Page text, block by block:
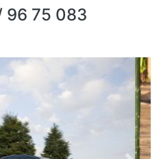
96 75 083